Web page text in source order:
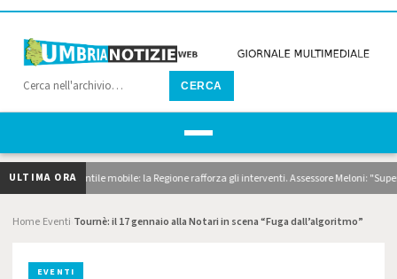
CERCA
ULTIMA ORAe pontile mobile: la Regione rafforza gli interventi. Assessore Meloni:
Home Eventi Tournè: il 17 gennaio alla Notari in scena “Fuga dall’algoritmo”
EVENTI